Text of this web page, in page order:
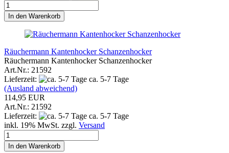
In den Warenkorb
Räuchermann Kantenhocker Schanzenhocker
Räuchermann Kantenhocker Schanzenhocker
Art.Nr.: 21592
Lieferzeit:
ca. 5-7 Tage
(Ausland abweichend)
114,95 EUR
Art.Nr.: 21592
Lieferzeit:
ca. 5-7 Tage
inkl. 19% MwSt. zzgl. Versand
In den Warenkorb